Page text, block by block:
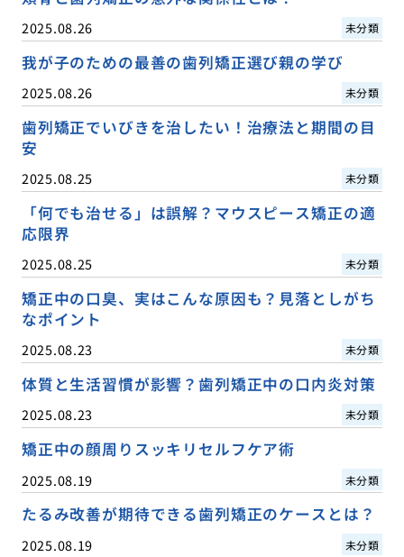
2025.08.26 未分類
我が子のための最善の歯列矯正選び親の学び
2025.08.26 未分類
歯列矯正でいびきを治したい！治療法と期間の目
安
2025.08.25 未分類
「何でも治せる」は誤解？マウスピース矯正の適
応限界
2025.08.25 未分類
矯正中の口臭、実はこんな原因も？見落としがち
なポイント
2025.08.23 未分類
体質と生活習慣が影響？歯列矯正中の口内炎対策
2025.08.23 未分類
矯正中の顔周りスッキリセルフケア術
2025.08.19 未分類
たるみ改善が期待できる歯列矯正のケースとは？
2025.08.19 未分類